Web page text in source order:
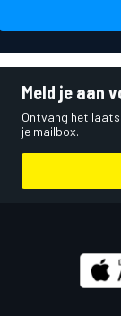
Meld je aan
Ontvang het
je mailbox.